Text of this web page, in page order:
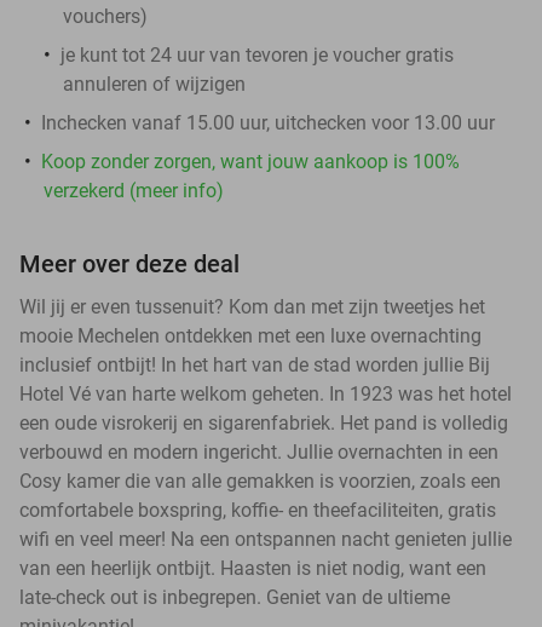
vouchers)
je kunt tot 24 uur van tevoren je voucher gratis
annuleren of wijzigen
Inchecken vanaf 15.00 uur, uitchecken voor 13.00 uur
Koop zonder zorgen, want jouw aankoop is 100%
verzekerd (meer info)
Meer over deze deal
Wil jij er even tussenuit? Kom dan met zijn tweetjes het
mooie Mechelen ontdekken met een luxe overnachting
inclusief ontbijt! In het hart van de stad worden jullie Bij
Hotel Vé van harte welkom geheten. In 1923 was het hotel
een oude visrokerij en sigarenfabriek. Het pand is volledig
verbouwd en modern ingericht. Jullie overnachten in een
Cosy kamer die van alle gemakken is voorzien, zoals een
comfortabele boxspring, koffie- en theefaciliteiten, gratis
wifi en veel meer! Na een ontspannen nacht genieten jullie
van een heerlijk ontbijt. Haasten is niet nodig, want een
late-check out is inbegrepen. Geniet van de ultieme